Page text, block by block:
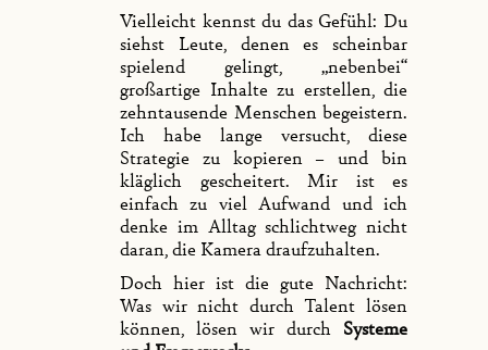
Vielleicht kennst du das Gefühl: Du
siehst Leute, denen es scheinbar
spielend gelingt, „nebenbei“
großartige Inhalte zu erstellen, die
zehntausende Menschen begeistern.
Ich habe lange versucht, diese
Strategie zu kopieren – und bin
kläglich gescheitert. Mir ist es
einfach zu viel Aufwand und ich
denke im Alltag schlichtweg nicht
daran, die Kamera draufzuhalten.
Doch hier ist die gute Nachricht:
Was wir nicht durch Talent lösen
können, lösen wir durch Systeme